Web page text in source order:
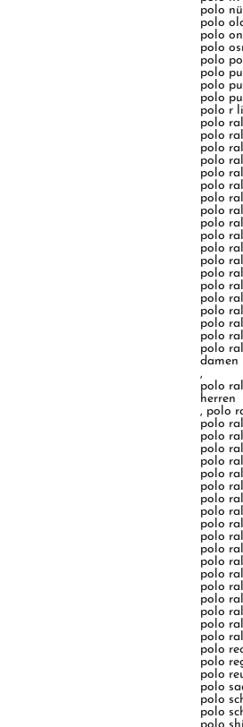
polo
polo
polo
polo
polo
polo
polo
polo
polo r
polo
polo
polo
polo
polo
polo
polo
polo
polo
polo
polo
polo
polo
polo
polo
polo
polo
polo
polo
damen
,
polo
herren
, polo
polo
polo
polo
polo
polo
polo
polo
polo
polo
polo
polo
polo
polo
polo
polo
polo
polo
polo
polo
polo
polo
polo
polo
polo